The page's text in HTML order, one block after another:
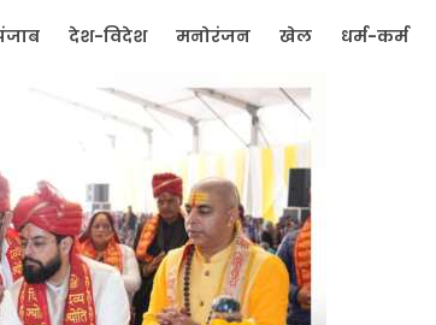
देश-विदेश मनोरंजन खेल धर्म-कर्म